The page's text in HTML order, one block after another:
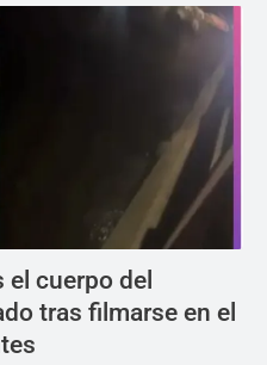
el cuerpo del
tras filmarse en el